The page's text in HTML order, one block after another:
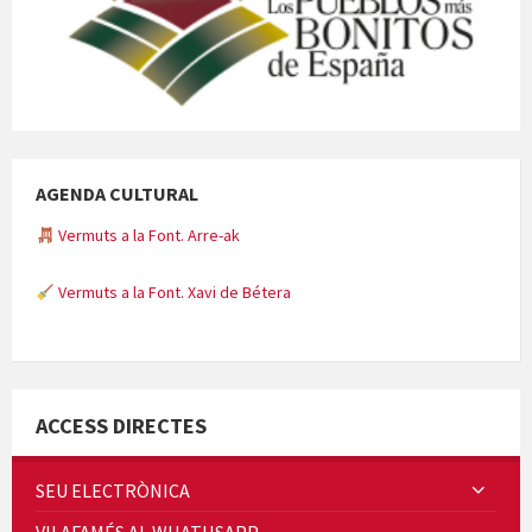
AGENDA CULTURAL
Vermuts a la Font. Arre-ak
Vermuts a la Font. Xavi de Bétera
ACCESS DIRECTES
SEU ELECTRÒNICA